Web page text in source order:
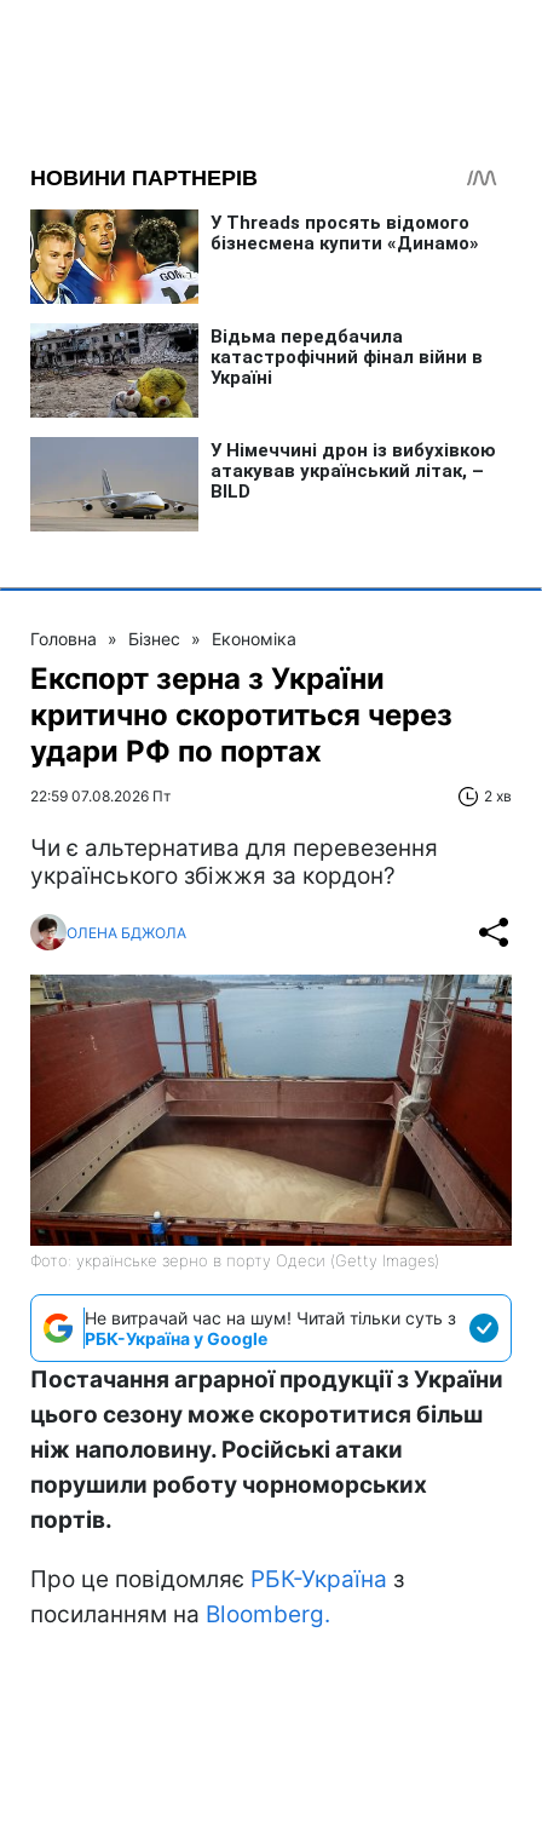
Головна » Бізнес » Економіка
Експорт зерна з України
критично скоротиться через
удари РФ по портах
22:59 07.08.2026 Пт 2 хв
Чи є альтернатива для перевезення
українського збіжжя за кордон?
ОЛЕНА БДЖОЛА
Фото: українське зерно в порту Одеси (Getty Images)
Не витрачай час на шум! Читай тільки суть з
РБК-Україна у Google
Постачання аграрної продукції з України
цього сезону може скоротитися більш
ніж наполовину. Російські атаки
порушили роботу чорноморських
портів.
Про це повідомляє РБК-Україна з
посиланням на Bloomberg.